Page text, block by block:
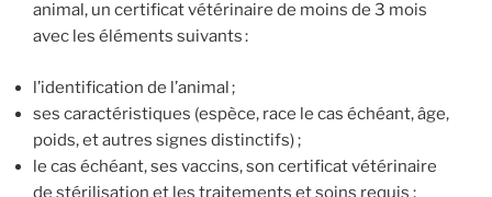
animal, un certificat vétérinaire de moins de 3 mois
avec les éléments suivants :
l’identification de l’animal ;
ses caractéristiques (espèce, race le cas échéant, âge,
poids, et autres signes distinctifs) ;
le cas échéant, ses vaccins, son certificat vétérinaire
de stérilisation et les traitements et soins requis ;